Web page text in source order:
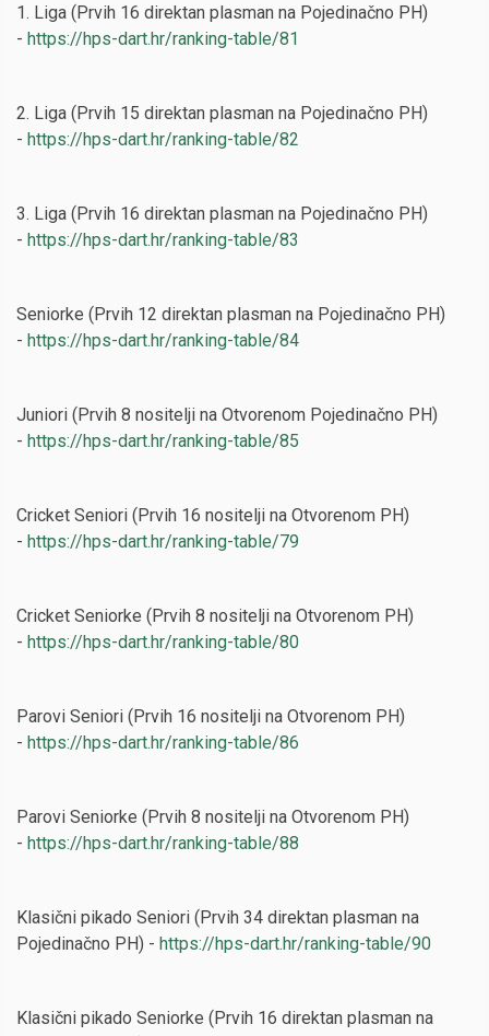
1. Liga (Prvih 16 direktan plasman na Pojedinačno PH)
- https://hps-dart.hr/ranking-table/81
2. Liga (Prvih 15 direktan plasman na Pojedinačno PH)
- https://hps-dart.hr/ranking-table/82
3. Liga (Prvih 16 direktan plasman na Pojedinačno PH)
- https://hps-dart.hr/ranking-table/83
Seniorke (Prvih 12 direktan plasman na Pojedinačno PH)
- https://hps-dart.hr/ranking-table/84
Juniori (Prvih 8 nositelji na Otvorenom Pojedinačno PH)
- https://hps-dart.hr/ranking-table/85
Cricket Seniori (Prvih 16 nositelji na Otvorenom PH)
- https://hps-dart.hr/ranking-table/79
Cricket Seniorke (Prvih 8 nositelji na Otvorenom PH)
- https://hps-dart.hr/ranking-table/80
Parovi Seniori (Prvih 16 nositelji na Otvorenom PH)
- https://hps-dart.hr/ranking-table/86
Parovi Seniorke (Prvih 8 nositelji na Otvorenom PH)
- https://hps-dart.hr/ranking-table/88
Klasični pikado Seniori (Prvih 34 direktan plasman na
Pojedinačno PH) - https://hps-dart.hr/ranking-table/90
Klasični pikado Seniorke (Prvih 16 direktan plasman na